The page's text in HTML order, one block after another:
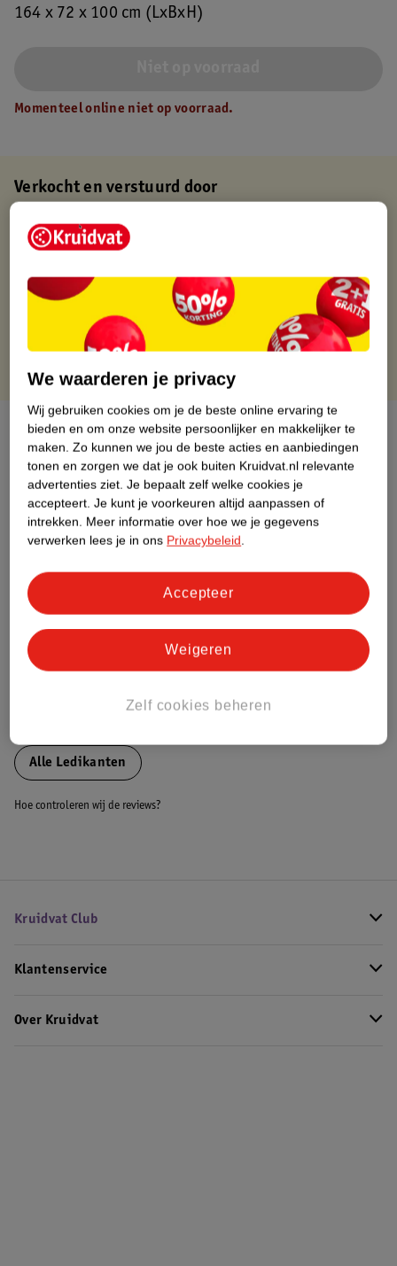
164 x 72 x 100 cm (LxBxH)
Momenteel online niet op voorraad.
Verkocht en verstuurd door
Binnen 1 werkdag verstuurd
Gratis retourneren via verkooppartner.
Gratis punten met je Kruidvat kaart
Over dit product
Productinformatie
Nature Impact Score
Dit product heeft (nog) geen Nature
Meer informatie
Bestel & Bezorginformatie
Alle Ledikanten
Hoe controleren wij de reviews?
Kruidvat Club
Klantenservice
Over Kruidvat
We waarderen je privacy
Wij gebruiken cookies om je de beste online ervaring te
bieden en om onze website persoonlijker en makkelijker te
maken. Zo kunnen we jou de beste acties en aanbiedingen
tonen en zorgen we dat je ook buiten Kruidvat.nl relevante
advertenties ziet. Je bepaalt zelf welke cookies je
accepteert. Je kunt je voorkeuren altijd aanpassen of
intrekken. Meer informatie over hoe we je gegevens
verwerken lees je in ons Privacybeleid.
Zelf cookies beheren
Weigeren
Accepteer